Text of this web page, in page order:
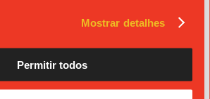
Mostrar detalhes
Permitir todos